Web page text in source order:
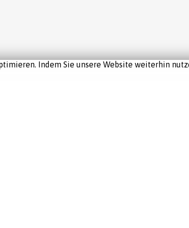
Indem Sie unsere Website weiterhin